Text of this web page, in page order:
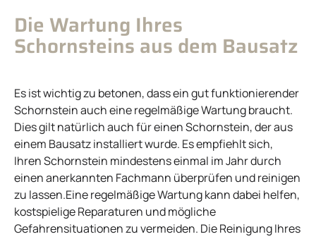
Die Wartung Ihres
Schornsteins aus dem Bausatz
Es ist wichtig zu betonen, dass ein gut funktionierender
Schornstein auch eine regelmäßige Wartung braucht.
Dies gilt natürlich auch für einen Schornstein, der aus
einem Bausatz installiert wurde. Es empfiehlt sich,
Ihren Schornstein mindestens einmal im Jahr durch
einen anerkannten Fachmann überprüfen und reinigen
zu lassen.Eine regelmäßige Wartung kann dabei helfen,
kostspielige Reparaturen und mögliche
Gefahrensituationen zu vermeiden. Die Reinigung Ihres